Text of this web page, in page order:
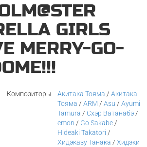
GIRLS
MERRY-GO-
Композиторы Акитака Тояма /Акитака
Тояма /ARM /Asu /Ayumi
Tamura / Cхэр Ватанабэ /
emon / Go Sakabe /
Hideaki Takatori /
Хидэказу Танака /Хидэки